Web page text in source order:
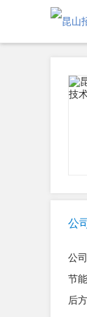
公
公
节
后